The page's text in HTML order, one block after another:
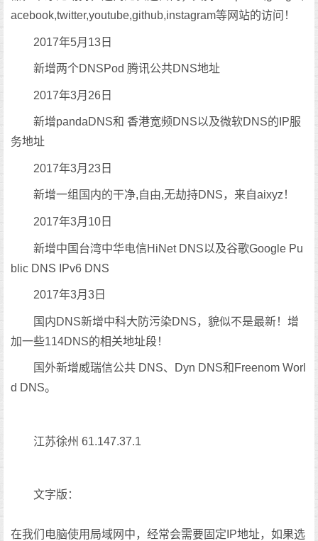
acebook,twitter,youtube,github,instagram等网站的访问！
2017年5月13日
新增两个DNSPod 腾讯公共DNS地址
2017年3月26日
新增pandaDNS和 香港宽频DNS以及微软DNS的IP服
务地址
2017年3月23日
新增一组国内的干净,自由,无劫持DNS，来自aixyz！
2017年3月10日
新增中国台湾中华电信HiNet DNS以及谷歌Google Pu
blic DNS IPv6 DNS
2017年3月3日
国内DNS新增中科大防污染DNS，貌似不是最新！增
加一些114DNS的相关地址段！
国外新增威瑞信公共 DNS、Dyn DNS和Freenom Worl
d DNS。
江苏徐州 61.147.37.1
文字版：
在我们电脑使用局域网中，经常会需要固定IP地址，如果选